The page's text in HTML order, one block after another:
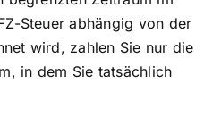
Steuer abhängig von der
wird, zahlen Sie nur die
in dem Sie tatsächlich